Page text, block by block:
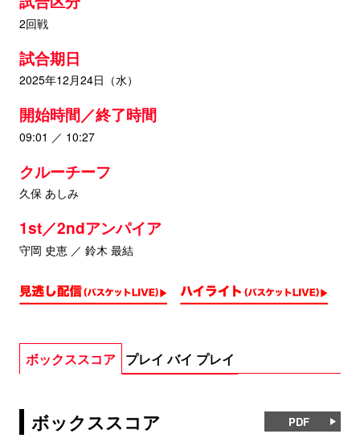
2回戦
試合期日
2025年12月24日（水）
開始時間／終了時間
09:01 ／ 10:27
クルーチーフ
久保 あしみ
1st／2ndアンパイア
守岡 史恵 ／ 鈴木 最結
ボックススコア プレイ バイ プレイ
ボックススコア PDF